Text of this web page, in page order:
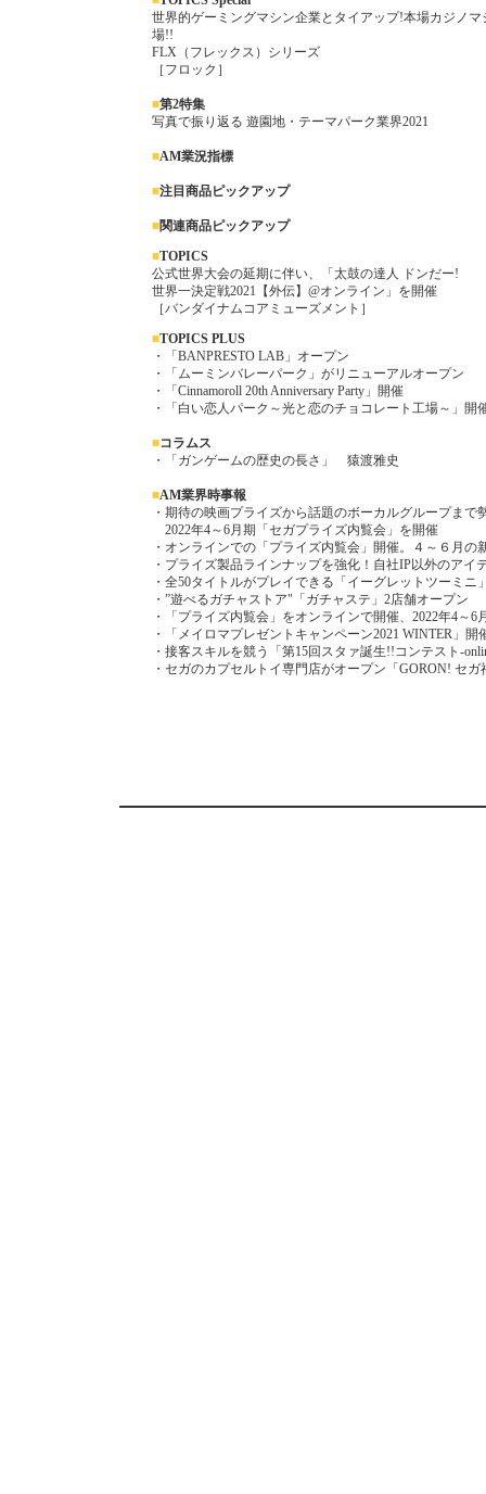
世界的ゲーミングマシン企業とタイアップ!本場カジノ
場!!
FLX（フレックス）シリーズ
［フロック］
■第2特集
写真で振り返る 遊園地・テーマパーク業界2021
■AM業況指標
■注目商品ピックアップ
■関連商品ピックアップ
■TOPICS
公式世界大会の延期に伴い、「太鼓の達人 ドンだー!
世界一決定戦2021【外伝】@オンライン」を開催
［バンダイナムコアミューズメント］
■TOPICS PLUS
・「BANPRESTO LAB」オープン
・「ムーミンバレーパーク」がリニューアルオープン
・「Cinnamoroll 20th Anniversary Party」開催
・「白い恋人パーク～光と恋のチョコレート工場～」開
■コラムス
・「ガンゲームの歴史の長さ」 猿渡雅史
■AM業界時事報
・期待の映画プライズから話題のボーカルグループまで
2022年4～6月期「セガプライズ内覧会」を開催
・オンラインでの「プライズ内覧会」開催。４～６月の
・プライズ製品ラインナップを強化！自社IP以外のアイ
・全50タイトルがプレイできる「イーグレットツーミニ
・”遊べるガチャストア"「ガチャステ」2店舗オープン
・「プライズ内覧会」をオンラインで開催、2022年4～6
・「メイロマプレゼントキャンペーン2021 WINTER」開
・接客スキルを競う「第15回スタァ誕生!!コンテスト-
・セガのカプセルトイ専門店がオープン「GORON! セガ